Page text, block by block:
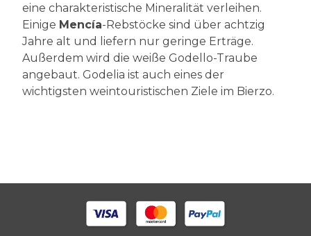
eine charakteristische Mineralität verleihen.
Einige Mencía-Rebstöcke sind über achtzig
Jahre alt und liefern nur geringe Erträge.
Außerdem wird die weiße Godello-Traube
angebaut. Godelia ist auch eines der
wichtigsten weintouristischen Ziele im Bierzo.